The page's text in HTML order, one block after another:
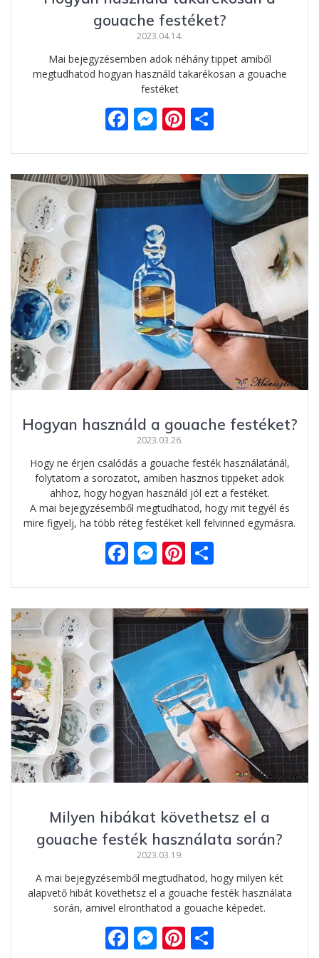
gouache festéket?
2023.04.14.
Mai bejegyzésemben adok néhány tippet amiből
megtudhatod hogyan használd takarékosan a gouache
festéket
F
e
b
o
o
k
M
ss
e
n
g
er
Pi
er
e
st
za
m
e
g
Hogyan használd a gouache festéket?
2023.03.26.
Hogy ne érjen csalódás a gouache festék használatánál,
folytatom a sorozatot, amiben hasznos tippeket adok
ahhoz, hogy hogyan használd jól ezt a festéket.
A mai bejegyzésemből megtudhatod, hogy mit tegyél és
mire figyelj, ha több réteg festéket kell felvinned egymásra.
F
e
b
o
M
ss
e
n
g
er
Pi
er
e
st
za
m
e
g
Milyen hibákat követhetsz el a
gouache festék használata során?
2023.03.19.
A mai bejegyzésemből megtudhatod, hogy milyen két
alapvető hibát követhetsz el a gouache festék használata
során, amivel elronthatod a gouache képedet.
F M Pi